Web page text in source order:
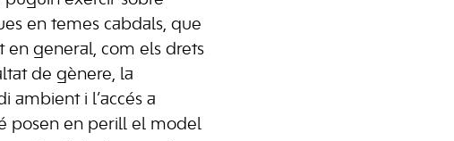
en temes cabdals, que
en general, com els drets
de gènere, la
ambient i l’accés a
posen en perill el model